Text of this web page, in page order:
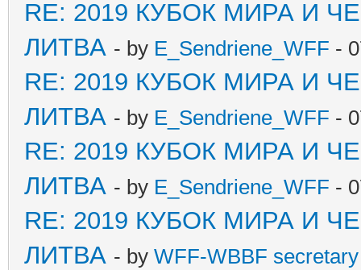
RE: 2019 КУБОК МИРА И
ЛИТВА - by E_Sendriene_WFF -
RE: 2019 КУБОК МИРА И
ЛИТВА - by E_Sendriene_WFF -
RE: 2019 КУБОК МИРА И
ЛИТВА - by E_Sendriene_WFF -
RE: 2019 КУБОК МИРА И
ЛИТВА - by WFF-WBBF